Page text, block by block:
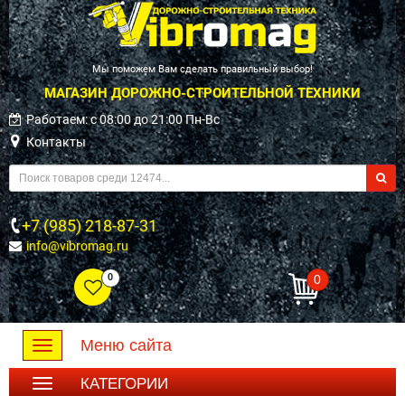
Мы поможем Вам сделать правильный выбор!
МАГАЗИН ДОРОЖНО-СТРОИТЕЛЬНОЙ ТЕХНИКИ
Работаем: c 08:00 до 21:00 Пн-Вс
Контакты
+7 (985) 218-87-31
info@vibromag.ru
0 0
Toggle
navigation
Меню сайта
КАТЕГОРИИ